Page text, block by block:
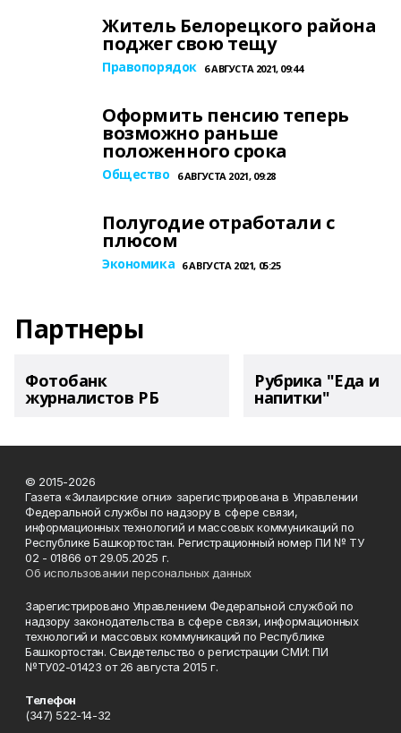
Житель Белорецкого района
поджег свою тещу
Правопорядок 6 АВГУСТА 2021, 09:44
Оформить пенсию теперь
возможно раньше
положенного срока
Общество 6 АВГУСТА 2021, 09:28
Полугодие отработали с
плюсом
Экономика 6 АВГУСТА 2021, 05:25
Партнеры
Фотобанк
журналистов РБ
Рубрика "Еда и
напитки"
© 2015-2026
Газета «Зилаирские огни» зарегистрирована в Управлении
Федеральной службы по надзору в сфере связи,
информационных технологий и массовых коммуникаций по
Республике Башкортостан. Регистрационный номер ПИ № ТУ
02 - 01866 от 29.05.2025 г.
Об использовании персональных данных
Зарегистрировано Управлением Федеральной службой по
надзору законодательства в сфере связи, информационных
технологий и массовых коммуникаций по Республике
Башкортостан. Свидетельство о регистрации СМИ: ПИ
№ТУ02-01423 от 26 августа 2015 г.
Телефон
(347) 522-14-32